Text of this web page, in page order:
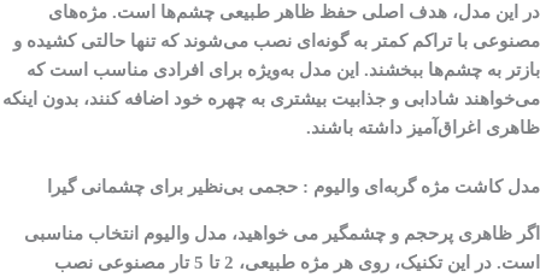
در این مدل، هدف اصلی حفظ ظاهر طبیعی چشم‌ها است. مژه‌های
مصنوعی با تراکم کمتر به گونه‌ای نصب می‌شوند که تنها حالتی کشیده و
بازتر به چشم‌ها ببخشند. این مدل به‌ویژه برای افرادی مناسب است که
می‌خواهند شادابی و جذابیت بیشتری به چهره خود اضافه کنند، بدون اینکه
ظاهری اغراق‌آمیز داشته باشند.
مدل کاشت مژه گربه‌ای والیوم : حجمی بی‌نظیر برای چشمانی گیرا
اگر ظاهری پرحجم و چشمگیر می خواهید، مدل والیوم انتخاب مناسبی
است. در این تکنیک، روی هر مژه طبیعی، 2 تا 5 تار مصنوعی نصب